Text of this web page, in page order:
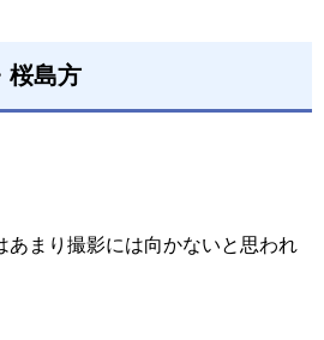
桜島方
あまり撮影には向かないと思われ